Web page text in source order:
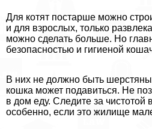
Для котят постарше можно
и для взрослых, только
можно сделать больше. Но
безопасностью и гигиеной
В них не должно быть
кошка может подавиться. Не
в дом еду. Следите за чистотой
особенно, если это жилище